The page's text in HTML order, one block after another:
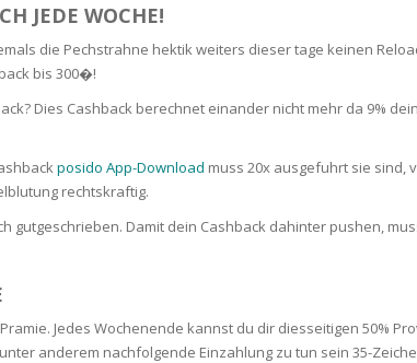
& MAKE-UP
TO
GEL
& SOAPS
WASH
JEDE WOCHE!
die Pechstrahne hektik weiters dieser tage keinen
bis 300�!
Dies Cashback berechnet einander nicht mehr da 9%
posido App-Download muss 20x ausgefuhrt sie sind,
rechtskraftig.
gutgeschrieben. Damit dein Cashback dahinter pushen,
Jedes Wochenende kannst du dir diesseitigen 50%
anderem nachfolgende Einzahlung zu tun sein 35-